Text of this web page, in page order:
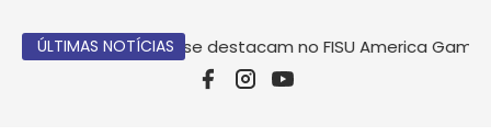
ÚLTIMAS NOTÍCIAS
da Unoesc se destacam no FISU America Games no